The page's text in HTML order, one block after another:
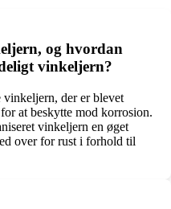
og hvordan
vinkeljern?
der er blevet
at beskytte mod korrosion.
vinkeljern en øget
over for rust i forhold til